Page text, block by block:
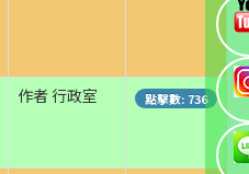
作者 行政室 點擊數: 736